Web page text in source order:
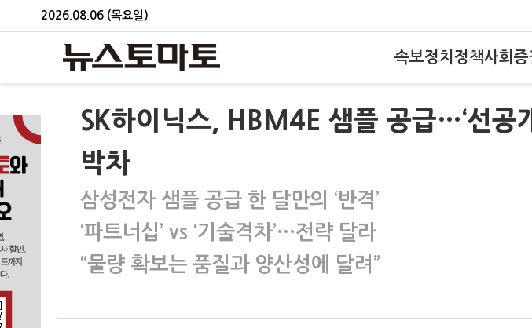
2026.08.06 (목요일)
속보정치 정책사회 증
SK하이닉스, HBM4E 샘플 공급…‘선공
박차
삼성전자 샘플 공급 한 달만의 ‘반격’
‘파트너십’ vs ‘기술격차’…전략 달라
“물량 확보는 품질과 양산성에 달려”